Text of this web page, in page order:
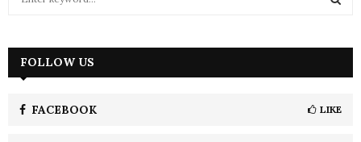
h
FOLLOW US
FACEBOOK LIKE